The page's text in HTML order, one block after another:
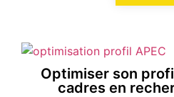
Optimiser son
cadres en